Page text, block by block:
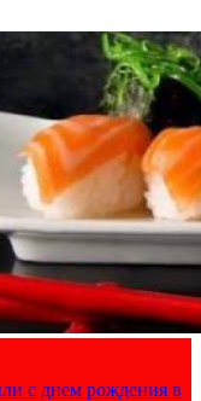
с днем рождения в